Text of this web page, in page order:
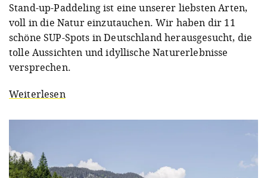
Stand-up-Paddeling ist eine unserer liebsten Arten,
voll in die Natur einzutauchen. Wir haben dir 11
schöne SUP-Spots in Deutschland herausgesucht, die
tolle Aussichten und idyllische Naturerlebnisse
versprechen.
Weiterlesen